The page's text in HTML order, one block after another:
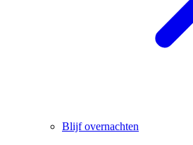
Blijf overnachten